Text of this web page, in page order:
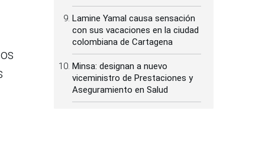
Lamine Yamal causa sensación
con sus vacaciones en la ciudad
colombiana de Cartagena
Minsa: designan a nuevo
viceministro de Prestaciones y
Aseguramiento en Salud